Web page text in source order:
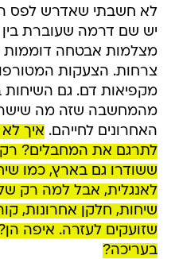
לא חשבתי שאדרש לפס
יש שם דרמה שעוברת
מצלמות אבטחה דוממות
צרחות. הצעקות
מקפיאות דם. גם השיחות
מהמחשבה שזה מה
האחרונים לחייהם. איך
לתרגם את המחבלים? רק
ששודרו גם בארץ, כמו
לאנגלית, אבל למה רק של
שיחות, חלקן אחרונות,
שזועקים לעזרה. איפה
בעריכה?